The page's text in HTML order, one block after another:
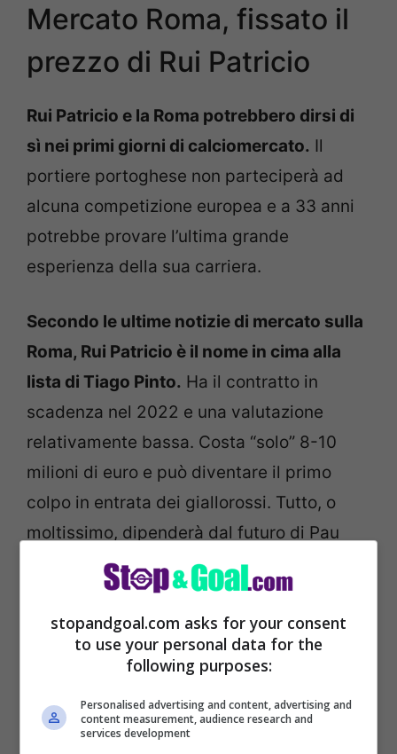
Mercato Roma, fissato il
prezzo di Rui Patricio
Rui Patricio e la Roma potrebbero dirsi di
sì nei primi giorni di calciomercato. Il
portiere portoghese non parteciperà ad
alcuna competizione europea e a 33 anni
potrebbe provare l’ultima grande
esperienza della sua carriera.
Secondo le ultime notizie di mercato sulla
Roma, Rui Patricio è il nome in cima alla
lista di Tiago Pinto. Ha il contratto in
scadenza nel 2022 e una valutazione
relativamente bassa. Costa “solo” 8-10
milioni di euro e può diventare il primo
colpo in entrata dei giallorossi. Tutto, o
moltissimo, dipenderà dal futuro di Pau
Lopez, finito sulla lista dei cedibili ma
ancora senza possibili acquirenti.
stopandgoal.com asks for your consent
to use your personal data for the
following purposes:
Personalised advertising and content, advertising and
content measurement, audience research and
services development